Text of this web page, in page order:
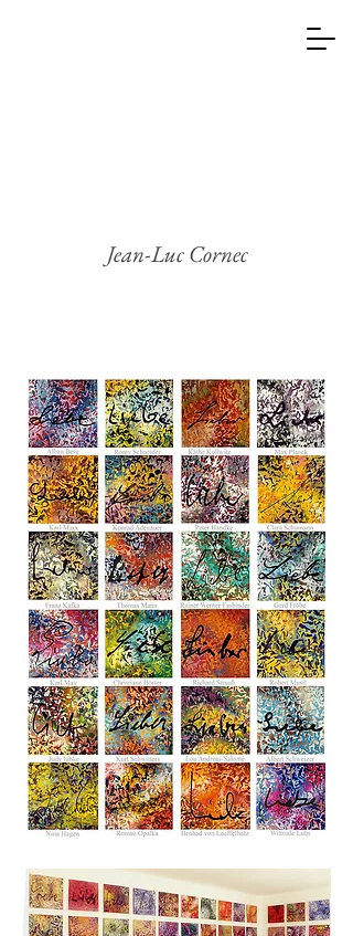
Jean-Luc Cornec